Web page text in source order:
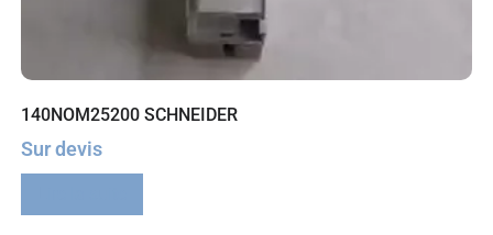
140NOM25200 SCHNEIDER
Sur devis